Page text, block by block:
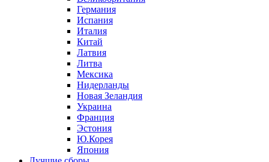
Германия
Испания
Италия
Китай
Латвия
Литва
Мексика
Нидерланды
Новая Зеландия
Украина
Франция
Эстония
Ю.Корея
Япония